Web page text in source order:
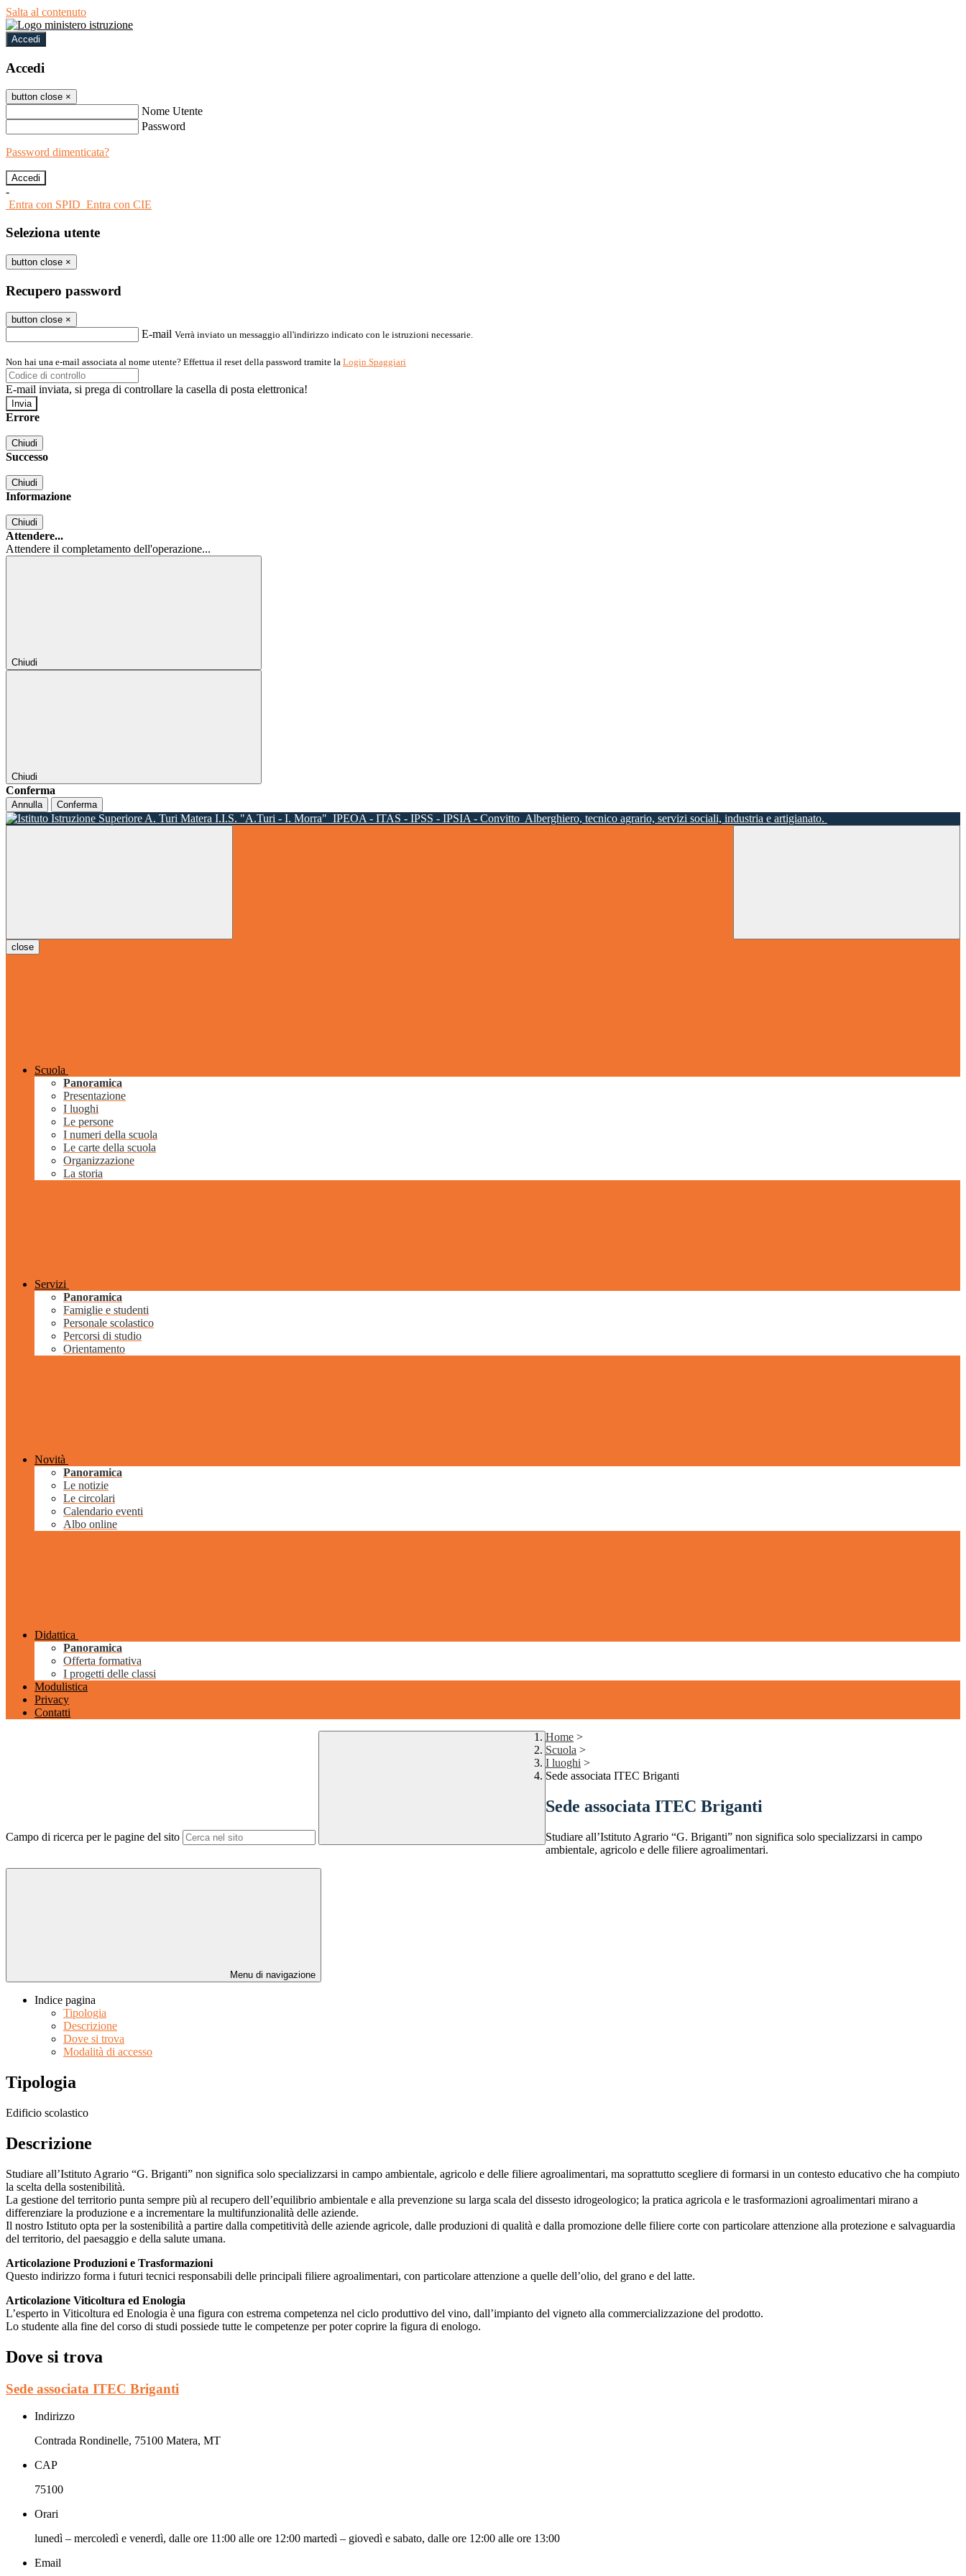
Salta al contenuto
Accedi
Accedi
button close ×
Nome Utente
Password
Password dimenticata?
-
Entra con SPID Entra con CIE
Seleziona utente
button close ×
Recupero password
button close ×
E-mail Verrà inviato un messaggio all'indirizzo indicato con le istruzioni necessarie.
Non hai una e-mail associata al nome utente? Effettua il reset della password tramite la Login Spaggiari
E-mail inviata, si prega di controllare la casella di posta elettronica!
Errore
Chiudi
Successo
Chiudi
Informazione
Chiudi
Attendere...
Attendere il completamento dell'operazione...
Chiudi
Chiudi
Conferma
Annulla Conferma
I.I.S. "A.Turi - I. Morra" IPEOA - ITAS - IPSS - IPSIA - Convitto Alberghiero, tecnico agrario, servizi sociali, industria e artigianato.
close
Scuola
Panoramica
Presentazione
I luoghi
Le persone
I numeri della scuola
Le carte della scuola
Organizzazione
La storia
Servizi
Panoramica
Famiglie e studenti
Personale scolastico
Percorsi di studio
Orientamento
Novità
Panoramica
Le notizie
Le circolari
Calendario eventi
Albo online
Didattica
Panoramica
Offerta formativa
I progetti delle classi
Modulistica
Privacy
Contatti
Campo di ricerca per le pagine del sito
Home >
Scuola >
I luoghi >
Sede associata ITEC Briganti
Sede associata ITEC Briganti
Studiare all’Istituto Agrario “G. Briganti” non significa solo specializzarsi in campo
ambientale, agricolo e delle filiere agroalimentari.
Menu di navigazione
Indice pagina
Tipologia
Descrizione
Dove si trova
Modalità di accesso
Tipologia
Edificio scolastico
Descrizione
Studiare all’Istituto Agrario “G. Briganti” non significa solo specializzarsi in campo ambientale, agricolo e delle filiere agroalimentari, ma soprattutto scegliere di formarsi in un contesto educativo che ha compiuto
la scelta della sostenibilità.
La gestione del territorio punta sempre più al recupero dell’equilibrio ambientale e alla prevenzione su larga scala del dissesto idrogeologico; la pratica agricola e le trasformazioni agroalimentari mirano a
differenziare la produzione e a incrementare la multifunzionalità delle aziende.
Il nostro Istituto opta per la sostenibilità a partire dalla competitività delle aziende agricole, dalle produzioni di qualità e dalla promozione delle filiere corte con particolare attenzione alla protezione e salvaguardia
del territorio, del paesaggio e della salute umana.
Articolazione Produzioni e Trasformazioni
Questo indirizzo forma i futuri tecnici responsabili delle principali filiere agroalimentari, con particolare attenzione a quelle dell’olio, del grano e del latte.
Articolazione Viticoltura ed Enologia
L’esperto in Viticoltura ed Enologia è una figura con estrema competenza nel ciclo produttivo del vino, dall’impianto del vigneto alla commercializzazione del prodotto.
Lo studente alla fine del corso di studi possiede tutte le competenze per poter coprire la figura di enologo.
Dove si trova
Sede associata ITEC Briganti
Indirizzo
Contrada Rondinelle, 75100 Matera, MT
CAP
75100
Orari
lunedì – mercoledì e venerdì, dalle ore 11:00 alle ore 12:00 martedì – giovedì e sabato, dalle ore 12:00 alle ore 13:00
Email